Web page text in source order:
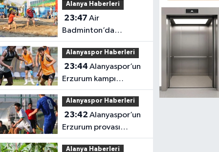
Alanya Haberleri
23:47 Air
Badminton’da
şampiyonluk heyecanı
Alanya’da
Alanyaspor Haberleri
23:44 Alanyaspor’un
Erzurum kampı
tamamlandı
Alanyaspor Haberleri
23:42 Alanyaspor’un
Erzurum provası
golsüz tamamlandı
Alanya Haberleri